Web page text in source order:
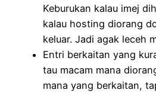
Keburukan kalau imej
kalau hosting diorang
keluar. Jadi agak leceh
Entri berkaitan yang
tau macam mana
mana yang berkaitan,